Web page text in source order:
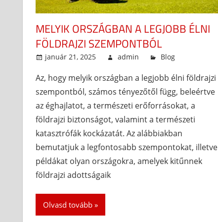
MELYIK ORSZÁGBAN A LEGJOBB ÉLNI
FÖLDRAJZI SZEMPONTBÓL
január 21, 2025 admin Blog
Az, hogy melyik országban a legjobb élni földrajzi
szempontból, számos tényezőtől függ, beleértve
az éghajlatot, a természeti erőforrásokat, a
földrajzi biztonságot, valamint a természeti
katasztrófák kockázatát. Az alábbiakban
bemutatjuk a legfontosabb szempontokat, illetve
példákat olyan országokra, amelyek kitűnnek
földrajzi adottságaik
Olvasd tovább